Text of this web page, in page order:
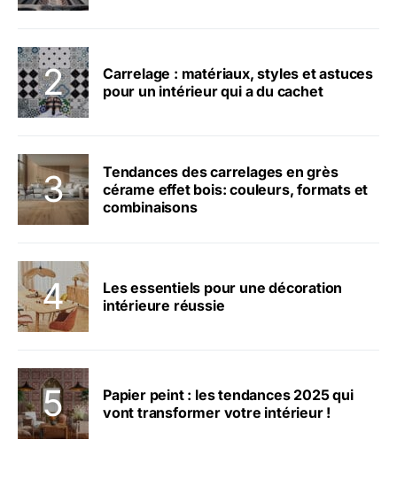
Carrelage : matériaux, styles et astuces
pour un intérieur qui a du cachet
Tendances des carrelages en grès
cérame effet bois: couleurs, formats et
combinaisons
Les essentiels pour une décoration
intérieure réussie
Papier peint : les tendances 2025 qui
vont transformer votre intérieur !